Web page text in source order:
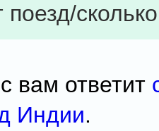
поезд/
вам ответит
Индии.